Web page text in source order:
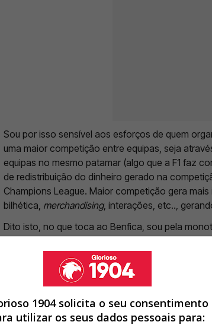
Sou por isso sensível aos esforços de quem
uma maior competição entre equipas, seja
equipas no mesmo patamar (algo que a F1 faz
de redistribuição do dinheiro gerado na
Champions League. Maior competição gera
bilhética, merchandising, interações, etc..,
Dito isto, no que toca ao Benfica, sou pela
de semana, de ser campeão ano após ano,
por esse tédio, essa rotina de vitória, esse
de quem nos lidera.
1904 solicita o seu consentimento
utilizar os seus dados pessoais para: